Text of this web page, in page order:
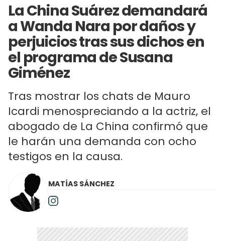
La China Suárez demandará
a Wanda Nara por daños y
perjuicios tras sus dichos en
el programa de Susana
Giménez
Tras mostrar los chats de Mauro
Icardi menospreciando a la actriz, el
abogado de La China confirmó que
le harán una demanda con ocho
testigos en la causa.
MATÍAS SÁNCHEZ